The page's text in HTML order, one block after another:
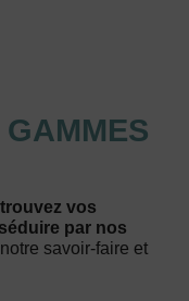
GAMMES
trouvez vos
par nos
savoir-faire et